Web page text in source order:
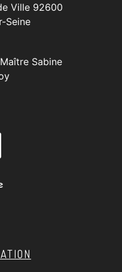
Ville 92600
Seine
Sabine